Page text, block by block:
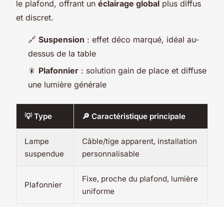
le plafond, offrant un éclairage global plus diffus
et discret.
🔗 Suspension : effet déco marqué, idéal au-
dessus de la table
🎇 Plafonnier : solution gain de place et diffuse
une lumière générale
💡 Type 🔎 Caractéristique principale
Lampe
suspendue
Câble/tige apparent, installation
personnalisable
Plafonnier
Fixe, proche du plafond, lumière
uniforme